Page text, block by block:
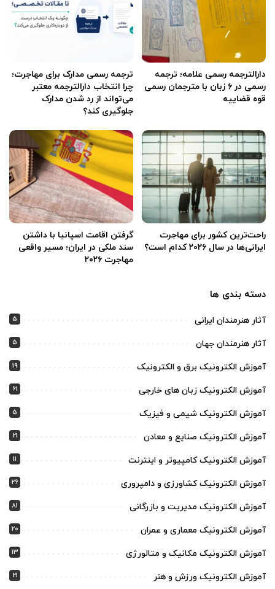
دارالترجمه رسمی علامه؛ ترجمه
رسمی در ۶ زبان با مترجمان رسمی
قوه قضاییه
ترجمه رسمی مدارک برای مهاجرت؛
چرا انتخاب دارالترجمه معتبر
می‌تواند از رد شدن مدارک
جلوگیری کند؟
راحت‌ترین کشور برای مهاجرت
ایرانی‌ها در سال ۲۰۲۶ کدام است؟
گرفتن اقامت اسپانیا با داشتن
سند ملکی در ایران؛ مسیر واقعی
مهاجرت ۲۰۲۶
دسته بندی ها
آثار هنرمندان ایرانی 5
آثار هنرمندان جهان 5
آموزش الکترونیک برق و الکترونیک 19
آموزش الکترونیک زبان های خارجی 61
آموزش الکترونیک شیمی و فیزیک 5
آموزش الکترونیک صنایع و معادن 21
آموزش الکترونیک کامپیوتر و اینترنت 11
آموزش الکترونیک کشاورزی و دامپروری 26
آموزش الکترونیک مدیریت و بازرگانی 81
آموزش الکترونیک معماری و عمران 20
آموزش الکترونیک مکانیک و متالورژی 13
آموزش الکترونیک ورزش و هنر 21